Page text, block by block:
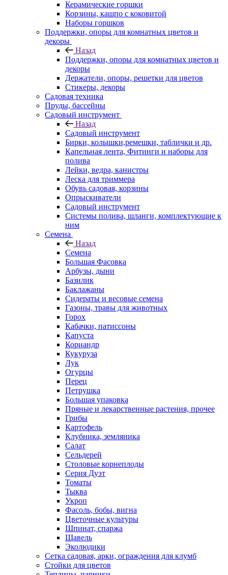
Керамические горшки
Корзины, кашпо с коковитой
Наборы горшков
Поддержки, опоры для комнатных цветов и
декоры
Назад
Поддержки, опоры для комнатных цветов и
декоры
Держатели, опоры, решетки для цветов
Стикеры, декоры
Садовая техника
Пруды, бассейны
Садовый инструмент
Назад
Садовый инструмент
Бирки, колышки,ремешки, таблички и др.
Капельная лента, Фитинги и наборы для
полива
Лейки, ведра, канистры
Леска для триммера
Обувь садовая, корзины
Опрыскиватели
Садовый инструмент
Системы полива, шланги, комплектующие к
ним
Семена
Назад
Семена
Большая Фасовка
Арбузы, дыни
Базилик
Баклажаны
Сидераты и весовые семена
Газоны, травы для животных
Горох
Кабачки, патиссоны
Капуста
Кориандр
Кукуруза
Лук
Огурцы
Перец
Петрушка
Большая упаковка
Пряные и лекарственные растения, прочее
Грибы
Картофель
Клубника, земляника
Салат
Сельдерей
Столовые корнеплоды
Серия Дуэт
Томаты
Тыква
Укроп
Фасоль, бобы, вигна
Цветочные культуры
Шпинат, спаржа
Щавель
Эколюдики
Сетка садовая, арки, ограждения для клумб
Стойки для цветов